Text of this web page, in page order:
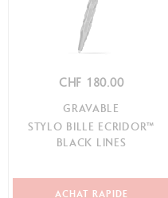
CHF 180.00
GRAVABLE
STYLO BILLE ECRIDOR™
BLACK LINES
ACHAT RAPIDE